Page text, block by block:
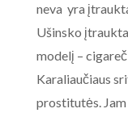
neva yra
Ušinsko
modelį –
Karaliaučiaus
prostitutės.